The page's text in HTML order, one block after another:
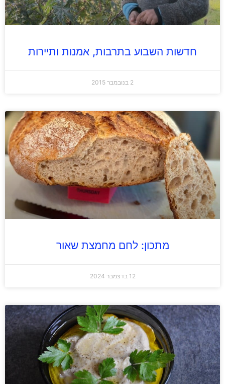
חדשות השבוע בתרבות, אמנות ותיירות
2 בנובמבר 2015
מתכון: לחם מחמצת שאור
12 בדצמבר 2024